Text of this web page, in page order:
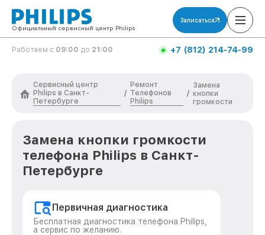
Официальный сервисный центр Philips
Записаться
Работаем с 09:00 до 21:00 +7 (812) 214-74-99
Сервисный центр
Philips в Санкт-
Петербурге
/
Ремонт
Телефонов
Philips
/
Замена
кнопки
громкости
Замена кнопки громкости
телефона Philips в Санкт-
Петербурге
Первичная диагностика
Бесплатная диагностика телефона Philips,
а сервис по желанию.